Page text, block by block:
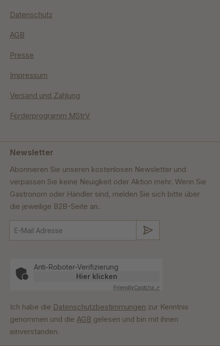
Datenschutz
AGB
Presse
Impressum
Versand und Zahlung
Förderprogramm MStrV
Newsletter
Abonnieren Sie unseren kostenlosen Newsletter und
verpassen Sie keine Neuigkeit oder Aktion mehr. Wenn Sie
Gastronom oder Händler sind, melden Sie sich bitte über
die jeweilige B2B-Seite an.
Anti-Roboter-Verifizierung
Hier klicken
FriendlyCaptcha ⇗
Ich habe die Datenschutzbestimmungen zur Kenntnis
genommen und die AGB gelesen und bin mit ihnen
einverstanden.